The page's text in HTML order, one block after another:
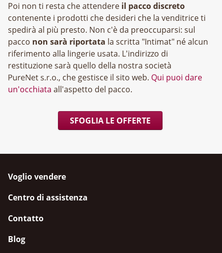
Poi non ti resta che attendere il pacco discreto
contenente i prodotti che desideri che la venditrice ti
spedirà al più presto. Non c'è da preoccuparsi: sul
pacco non sarà riportata la scritta "Intimat" né alcun
riferimento alla lingerie usata. L'indirizzo di
restituzione sarà quello della nostra società
, che gestisce il sito web. Qui puoi dare
un'occhiata all'aspetto del pacco.
SFOGLIA LE OFFERTE
Voglio vendere
Centro di assistenza
Contatto
Blog